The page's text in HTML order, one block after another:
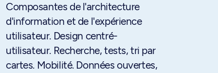
Composantes de l'architecture
d'information et de l'expérience
utilisateur. Design centré-
utilisateur. Recherche, tests, tri par
cartes. Mobilité. Données ouvertes,